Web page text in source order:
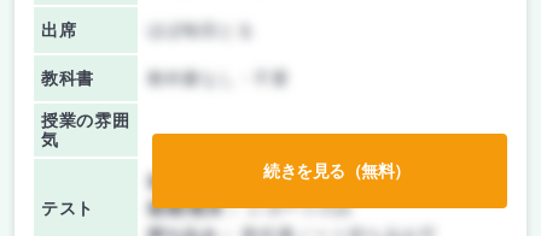
出席 ほぼ毎回とる
教科書 教科書なし・不要
授業の雰囲
気
テスト
前期/中間：
レポートのみ
後期/期末：レポートのみ
続きを見る（無料）